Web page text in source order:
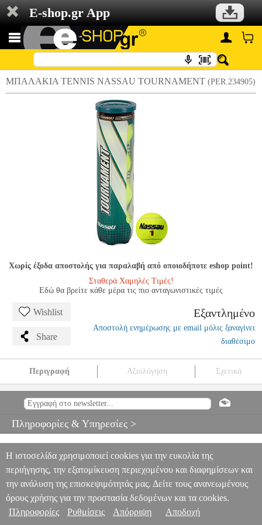
E-shop.gr App
ΜΠΑΛΑΚΙΑ TENNIS NASSAU TOURNAMENT (PER.234905)
Χωρίς έξοδα αποστολής για παραλαβή από οποιοδήποτε eshop point!
Σταθερά Χαμηλές Τιμές!
Εδώ θα βρείτε κάθε μέρα τις πιο ανταγωνιστικές τιμές
Wishlist
Share
Εξαντλημένο
Αποστολή ενημέρωσης με email μόλις ξαναγίνει
διαθέσιμο
Περιγραφή Αξιολόγηση Σχετικά
PER.234905 NASSAU NASSAU
PING PONG-ΕΞΟΠΛΙΣΜΟΣ
0
Πληροφορίες & Υπηρεσίες >
Η ιστοσελίδα χρησιμοποιεί cookies για την ευκολία της
περιήγησης, την εξατομίκευση περιεχομένου και διαφημίσεων και
την ανάλυση της επισκεψιμότητάς μας. Δείτε τους ανανεωμένους
όρους χρήσης για την προστασία δεδομένων και τα cookies.
Πληροφορίες
Ρυθμίσεις Απόρριψη Αποδοχή